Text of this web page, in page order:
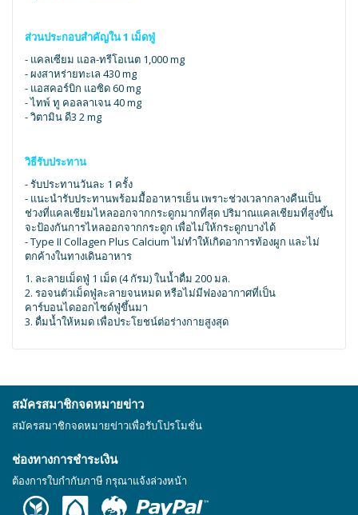
ส่วนประกอบสำคัญใน 1 เม็ดฟู่
- แคลเซียม แอล-ทรีโอเนต 1,000 mg
- ผงสาหร่ายทะเล 430 mg
- แอสคอร์บิก แอซิด 60 mg
- ไทพ์ ทู คอลลาเจน 40 mg
- วิตามิน ดี3 2 mg
วิธีรับประทาน
- รับประทานวันละ 1 ครั้ง
- แนะนำรับประทานพร้อมมื้ออาหารเย็น เพราะช่วงเวลากลางคืนเป็น
ช่วงที่แคลเชียมไหลออกจากกระดูกมากที่สุด ปริมาณแคลเชียมที่สูงขึ้น
จะป้องกันการไหลออกจากกระดูก เพื่อไม่ให้กระดูกบางได้
- Type II Collagen Plus Calcium ไม่ทำให้เกิดอาการท้องผูก และไม่
ตกค้างในทางเดินอาหาร
1. ละลายเม็ดฟู่ 1 เม็ด (4 กัรม) ในน้ำดื่ม 200 มล.
2. รอจนตัวเม็ดฟู่ละลายจนหมด หรือไม่มีฟองอากาศที่เป็น
คาร์บอนไดออกไซด์ฟู่ขึ้นมา
3. ดื่มน้ำให้หมด เพื่อประโยชน์ต่อร่างกายสูงสุด
สมัครสมาชิกจดหมายข่าว
สมัครสมาชิกจดหมายข่าวเพื่อรับโปรโมชั่น
ช่องทางการชำระเงิน
ต้องการใบกำกับภาษี กรุณาแจ้งล่วงหน้า